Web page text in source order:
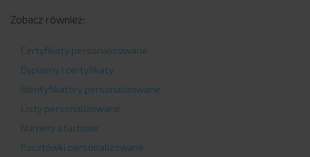
Zobacz również:
Certyfikaty personalizowane
Dyplomy i certyfikaty
Identyfikatory personalizowane
Listy personalizowane
Numery startowe
Pocztówki personalizowane